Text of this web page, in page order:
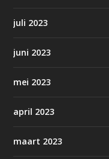
juli 2023
juni 2023
mei 2023
april 2023
maart 2023